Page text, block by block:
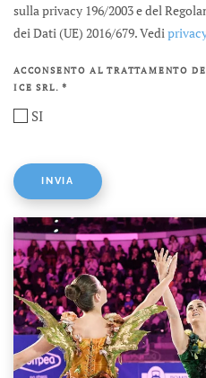
sulla privacy 196/2003 e del
dei Dati (UE) 2016/679. Vedi
ACCONSENTO AL TRATTAMENTO
ICE SRL. *
SI
INVIA